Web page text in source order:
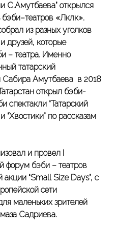
С.Амутбаева” открылся
«Ләкләк».
из разных уголков
друзей, которые
– театра. Именно
татарский
Сабира Амутбаева в 2018
открыл бэби-
спектакли “Татарский
по рассказам
и провел I
форум бэби – театров
“Small Size Days”, с
сети
маленьких зрителей
Садриева.